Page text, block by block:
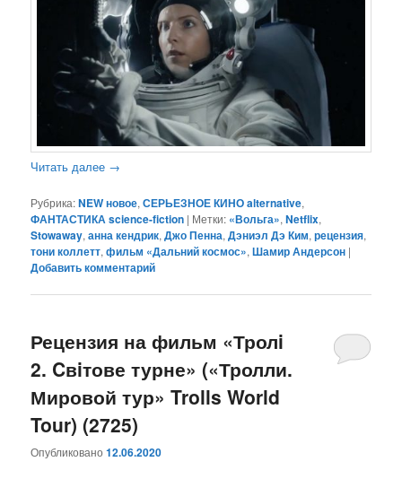
Читать далее →
Рубрика:NEW новое,СЕРЬЕЗНОЕ КИНО alternative,
ФАНТАСТИКА science-fiction | Метки: «Вольга»,Netflix,
Stowaway,анна кендрик,Джо Пенна,Дэниэл Дэ Ким,рецензия,
тони коллетт,фильм «Дальний космос»,Шамир Андерсон |
Добавить комментарий
Рецензия на фильм «Тролi
2. Cвiтове турне» («Тролли.
Мировой тур» Trolls World
Tour) (2725)
Опубликовано12.06.2020